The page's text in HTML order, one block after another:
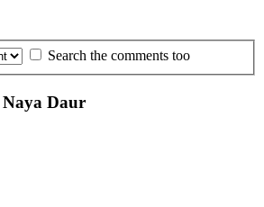
Search the comments too
Naya Daur